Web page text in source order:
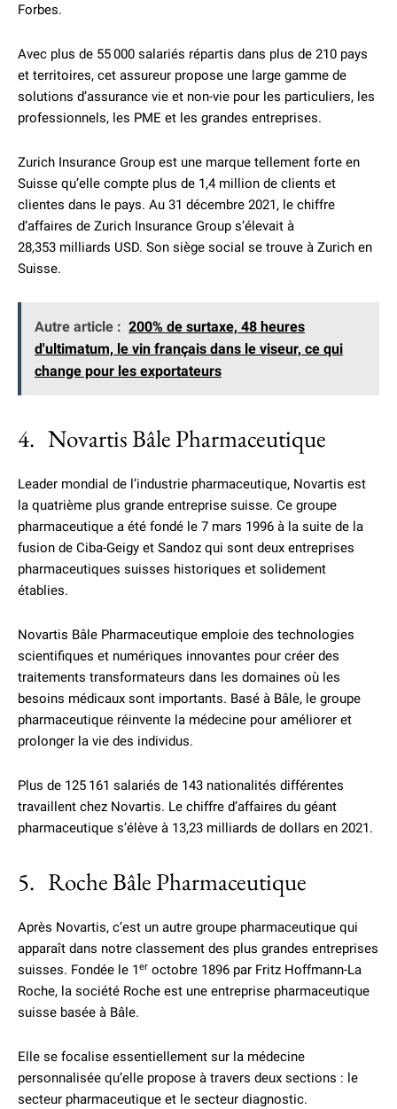
Forbes.
Avec plus de 55 000 salariés répartis dans plus de 210 pays
et territoires, cet assureur propose une large gamme de
solutions d’assurance vie et non-vie pour les particuliers, les
professionnels, les PME et les grandes entreprises.
Zurich Insurance Group est une marque tellement forte en
Suisse qu’elle compte plus de 1,4 million de clients et
clientes dans le pays. Au 31 décembre 2021, le chiffre
d’affaires de Zurich Insurance Group s’élevait à
28,353 milliards USD. Son siège social se trouve à Zurich en
Suisse.
Autre article : 200% de surtaxe, 48 heures
d'ultimatum, le vin français dans le viseur, ce qui
change pour les exportateurs
4. Novartis Bâle Pharmaceutique
Leader mondial de l’industrie pharmaceutique, Novartis est
la quatrième plus grande entreprise suisse. Ce groupe
pharmaceutique a été fondé le 7 mars 1996 à la suite de la
fusion de Ciba-Geigy et Sandoz qui sont deux entreprises
pharmaceutiques suisses historiques et solidement
établies.
Novartis Bâle Pharmaceutique emploie des technologies
scientifiques et numériques innovantes pour créer des
traitements transformateurs dans les domaines où les
besoins médicaux sont importants. Basé à Bâle, le groupe
pharmaceutique réinvente la médecine pour améliorer et
prolonger la vie des individus.
Plus de 125 161 salariés de 143 nationalités différentes
travaillent chez Novartis. Le chiffre d’affaires du géant
pharmaceutique s’élève à 13,23 milliards de dollars en 2021.
5. Roche Bâle Pharmaceutique
Après Novartis, c’est un autre groupe pharmaceutique qui
apparaît dans notre classement des plus grandes entreprises
suisses. Fondée le 1er octobre 1896 par Fritz Hoffmann-La
Roche, la société Roche est une entreprise pharmaceutique
suisse basée à Bâle.
Elle se focalise essentiellement sur la médecine
personnalisée qu’elle propose à travers deux sections : le
secteur pharmaceutique et le secteur diagnostic.